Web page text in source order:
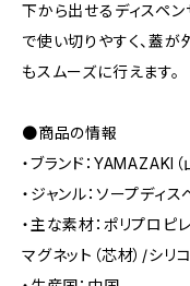
下から出せるディスペ
で使い切りやすく、蓋
もスムーズに行えます。
●商品の情報
・ブランド：YAMAZAKI
・ジャンル：ソープディス
・主な素材：ポリプロピ
マグネット（芯材）/シリ